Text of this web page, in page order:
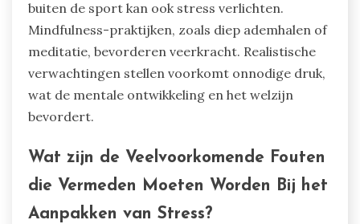
buiten de sport kan ook stress verlichten.
Mindfulness-praktijken, zoals diep ademhalen of
meditatie, bevorderen veerkracht. Realistische
verwachtingen stellen voorkomt onnodige druk,
wat de mentale ontwikkeling en het welzijn
bevordert.
Wat zijn de Veelvoorkomende Fouten
die Vermeden Moeten Worden Bij het
Aanpakken van Stress?